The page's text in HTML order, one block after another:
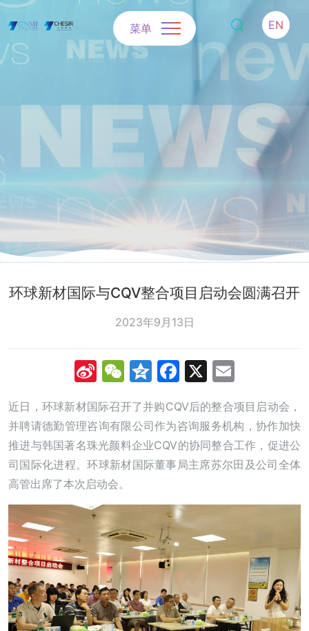
EN
菜单
环球新材国际与CQV整合项目启动会圆满召开
2023年9月13日
SinaWeChat
Qzone
Facebook
X
近日，环球新材国际召开了并购CQV后的整合项目启动会，
并聘请德勤管理咨询有限公司作为咨询服务机构，协作加快
推进与韩国著名珠光颜料企业CQV的协同整合工作，促进公
司国际化进程。环球新材国际董事局主席苏尔田及公司全体
高管出席了本次启动会。